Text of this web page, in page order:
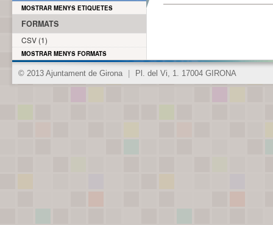
MOSTRAR MENYS ETIQUETES
FORMATS
CSV (1)
MOSTRAR MENYS FORMATS
© 2013 Ajuntament de Girona Pl. del Vi, 1. 17004 GIRONA